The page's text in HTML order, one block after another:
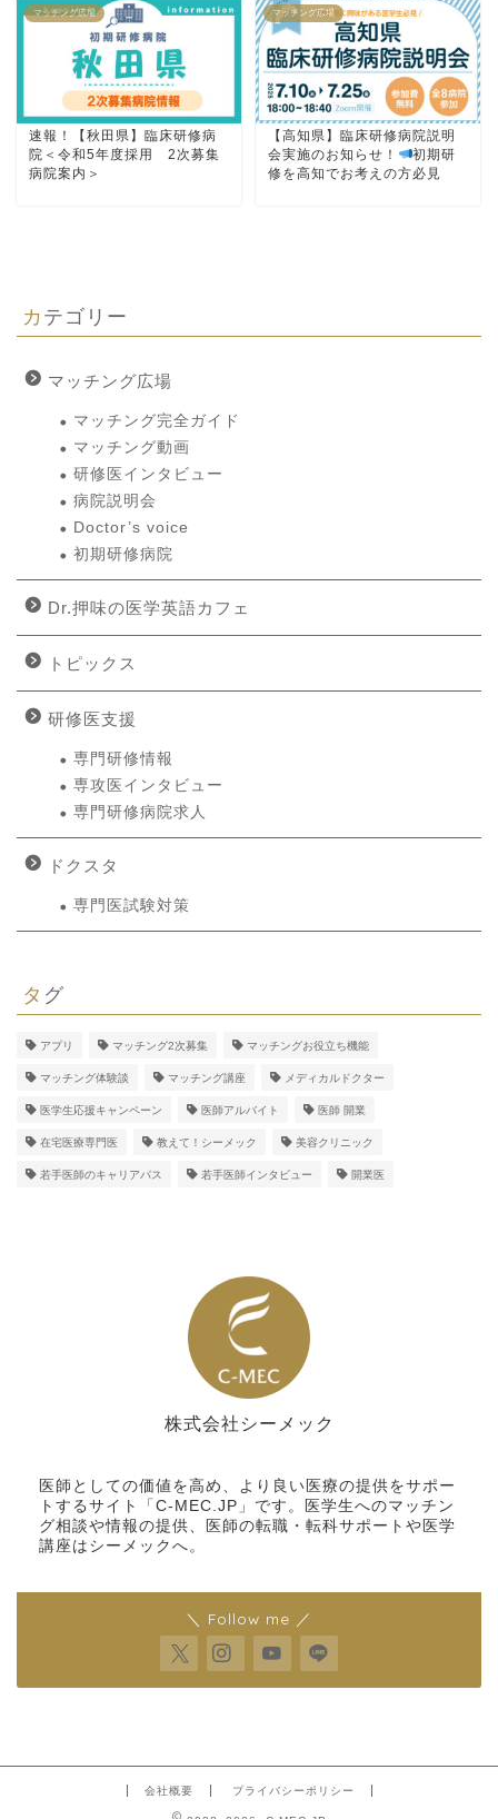
マッチング広場
速報！【秋田県】臨床研修病
院＜令和5年度採用 2次募集
病院案内＞
マッチング広場
【高知県】臨床研修病院説明
会実施のお知らせ！
初期研
修を高知でお考えの方必見
カテゴリー
マッチング広場
マッチング完全ガイド
マッチング動画
研修医インタビュー
病院説明会
Doctor’s voice
初期研修病院
Dr.押味の医学英語カフェ
トピックス
研修医支援
専門研修情報
専攻医インタビュー
専門研修病院求人
ドクスタ
専門医試験対策
タグ
アプリ マッチング2次募集 マッチングお役立ち機能
マッチング体験談 マッチング講座 メディカルドクター
医学生応援キャンペーン 医師アルバイト 医師 開業
在宅医療専門医 教えて！シーメック 美容クリニック
若手医師のキャリアパス 若手医師インタビュー 開業医
株式会社シーメック
医師としての価値を高め、より良い医療の提供をサポー
トするサイト「C-MEC.JP」です。医学生へのマッチン
グ相談や情報の提供、医師の転職・転科サポートや医学
講座はシーメックへ。
＼ Follow me ／
会社概要 プライバシーポリシー